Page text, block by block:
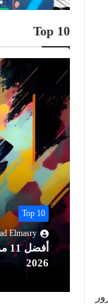
Top 10
مجانا